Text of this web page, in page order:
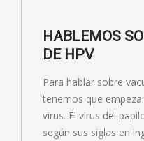
HABLEMOS
DE HPV
Para hablar sobre
tenemos que
virus. El virus del
según sus siglas en